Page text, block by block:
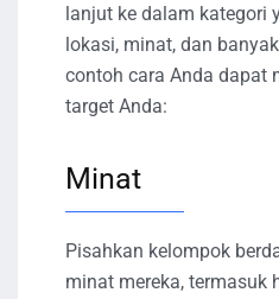
lanjut ke dalam kategori
lokasi, minat, dan
contoh cara Anda dapat
target Anda:
Minat
Pisahkan kelompok
minat mereka, termasuk